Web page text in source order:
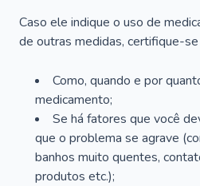
Caso ele indique o uso de
de outras medidas, certifique-
Como, quando e por
medicamento;
Se há fatores que você
que o problema se agrave
banhos muito quentes,
produtos etc.);